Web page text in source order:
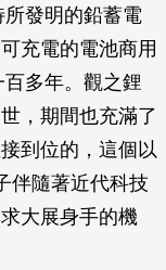
發明的鉛蓄電
充電的電池商用
多年。觀之鋰
，期間也充滿了
到位的，這個以
伴隨著近代科技
大展身手的機